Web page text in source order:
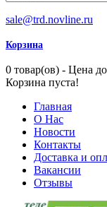
sale@trd.novline.ru
Корзина
0 товар(ов) - Цена
Корзина пуста!
Главная
О Нас
Новости
Контакты
Доставка и
Вакансии
Отзывы